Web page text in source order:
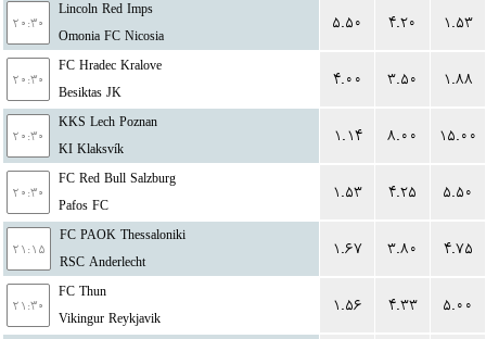
۲۰:۳۰
Lincoln Red Imps
Omonia FC Nicosia
۵.۵۰ ۴.۲۰ ۱.۵۳
۲۰:۳۰
FC Hradec Kralove
Besiktas JK
۴.۰۰ ۳.۵۰ ۱.۸۸
۲۰:۳۰
KKS Lech Poznan
KI Klaksvík
۱.۱۴ ۸.۰۰ ۱۵.۰۰
۲۰:۳۰
FC Red Bull Salzburg
Pafos FC
۱.۵۳ ۴.۲۵ ۵.۵۰
۲۱:۱۵
FC PAOK Thessaloniki
RSC Anderlecht
۱.۶۷ ۳.۸۰ ۴.۷۵
۲۱:۳۰
FC Thun
Vikingur Reykjavik
۱.۵۶ ۴.۳۳ ۵.۰۰